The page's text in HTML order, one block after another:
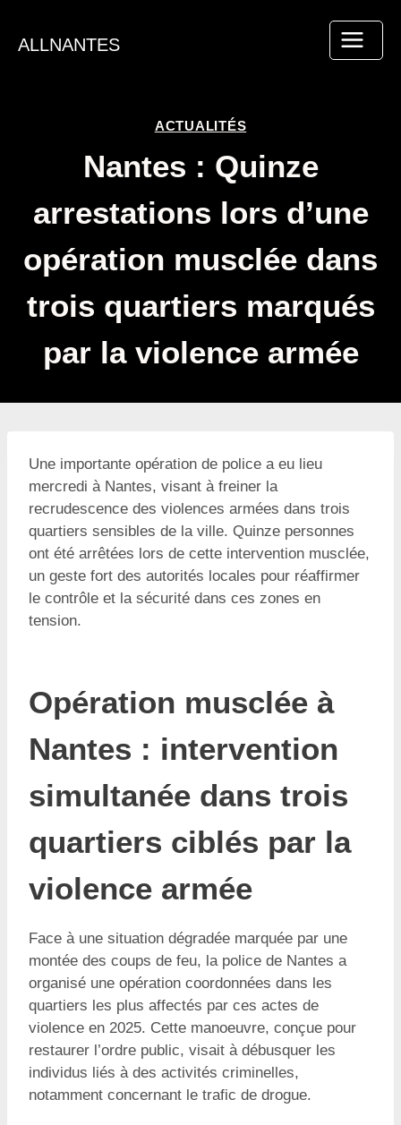
contenu
ALLNANTES
ACTUALITÉS
Nantes : Quinze
arrestations lors d’une
opération musclée dans
trois quartiers marqués
par la violence armée
Une importante opération de police a eu lieu
mercredi à Nantes, visant à freiner la
recrudescence des violences armées dans trois
quartiers sensibles de la ville. Quinze personnes
ont été arrêtées lors de cette intervention musclée,
un geste fort des autorités locales pour réaffirmer
le contrôle et la sécurité dans ces zones en
tension.
Opération musclée à
Nantes : intervention
simultanée dans trois
quartiers ciblés par la
violence armée
Face à une situation dégradée marquée par une
montée des coups de feu, la police de Nantes a
organisé une opération coordonnées dans les
quartiers les plus affectés par ces actes de
violence en 2025. Cette manoeuvre, conçue pour
restaurer l’ordre public, visait à débusquer les
individus liés à des activités criminelles,
notamment concernant le trafic de drogue.